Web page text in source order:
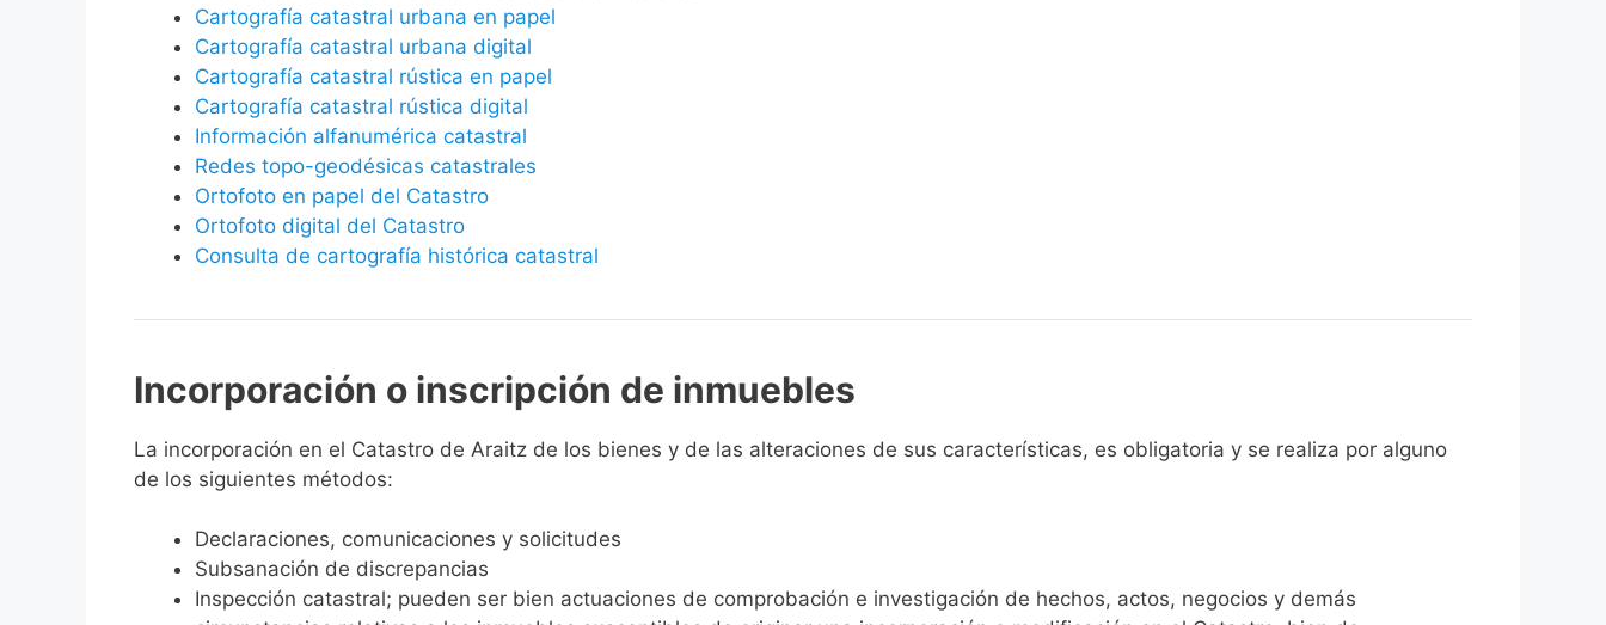
Cartografía catastral urbana en papel
Cartografía catastral urbana digital
Cartografía catastral rústica en papel
Cartografía catastral rústica digital
Información alfanumérica catastral
Redes topo-geodésicas catastrales
Ortofoto en papel del Catastro
Ortofoto digital del Catastro
Consulta de cartografía histórica catastral
Incorporación o inscripción de inmuebles
La incorporación en el Catastro de Araitz de los bienes y de las alteraciones de sus características, es obligatoria y se realiza por alguno
de los siguientes métodos:
Declaraciones, comunicaciones y solicitudes
Subsanación de discrepancias
Inspección catastral; pueden ser bien actuaciones de comprobación e investigación de hechos, actos, negocios y demás